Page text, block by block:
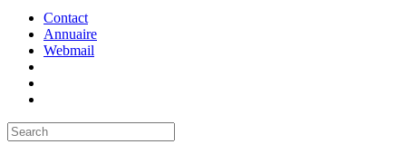
Contact
Annuaire
Webmail